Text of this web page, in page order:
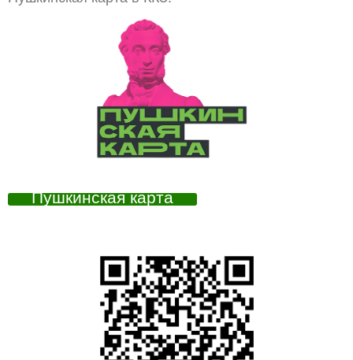
Пушкинская карта